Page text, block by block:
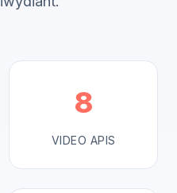
8
VIDEO APIS